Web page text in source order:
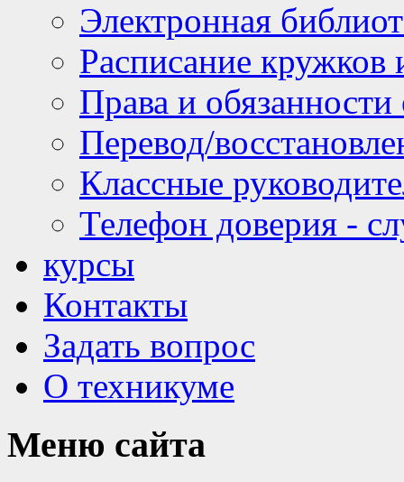
Электронная
Расписание кружков
Права и
Перевод/
Классные
Телефон доверия -
курсы
Контакты
Задать вопрос
О техникуме
Меню сайта